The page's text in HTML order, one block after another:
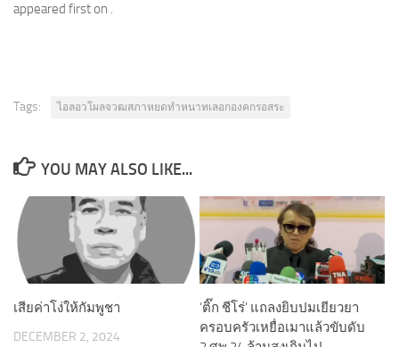
appeared first on .
Tags: ไอลอวโผลจวฒสภาหยดทำหนาทเลอกองคกรอสระ
YOU MAY ALSO LIKE...
เสียค่าโง่ให้กัมพูชา
DECEMBER 2, 2024
‘ติ๊ก ชีโร่’ แถลงยิบปมเยียวยา
ครอบครัวเหยื่อเมาแล้วขับดับ